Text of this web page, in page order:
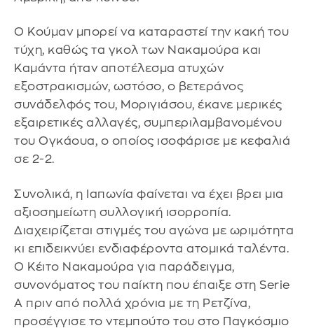
Ο Κούμαν μπορεί να καταραστεί την κακή του
τύχη, καθώς τα γκολ των Νακαμούρα και
Καμάντα ήταν αποτέλεσμα ατυχών
εξοστρακισμών, ωστόσο, ο βετεράνος
συνάδελφός του, Μοριγιάσου, έκανε μερικές
εξαιρετικές αλλαγές, συμπεριλαμβανομένου
του Ογκάουα, ο οποίος ισοφάρισε με κεφαλιά
σε 2-2.
Συνολικά, η Ιαπωνία φαίνεται να έχει βρει μια
αξιοσημείωτη συλλογική ισορροπία.
Διαχειρίζεται στιγμές του αγώνα με ωριμότητα
κι επιδεικνύει ενδιαφέροντα ατομικά ταλέντα.
Ο Κέιτο Νακαμούρα για παράδειγμα,
συνονόματος του παίκτη που έπαιξε στη Serie
A πριν από πολλά χρόνια με τη Ρετζίνα,
προσέγγισε το ντεμπούτο του στο Παγκόσμιο